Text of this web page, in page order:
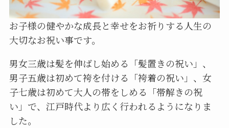
お子様の健やかな成長と幸せをお祈りする人生の
大切なお祝い事です。
男女三歳は髪を伸ばし始める「髪置きの祝い」、
男子五歳は初めて袴を付ける「袴着の祝い」、女
子七歳は初めて大人の帯をしめる「帯解きの祝
い」で、江戸時代より広く行われるようになりま
した。